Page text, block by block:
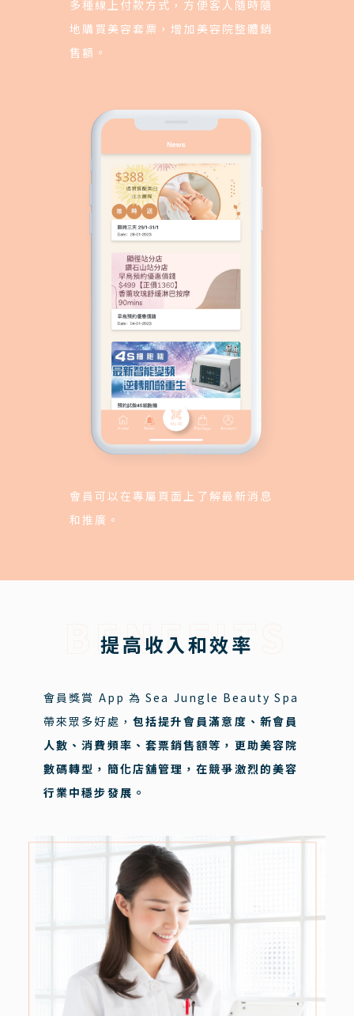
多種線上付款方式，方便客人隨時隨
地購買美容套票，增加美容院整體銷
售額。
會員可以在專屬頁面上了解最新消息
和推廣。
BENEFITS
提高收入和效率
會員獎賞 App 為 Sea Jungle Beauty Spa
帶來眾多好處， 包括提升會員滿意度、新會員
人數、消費頻率、套票銷售額等，更助美容院
數碼轉型，簡化店舖管理，在競爭激烈的美容
行業中穩步發展。